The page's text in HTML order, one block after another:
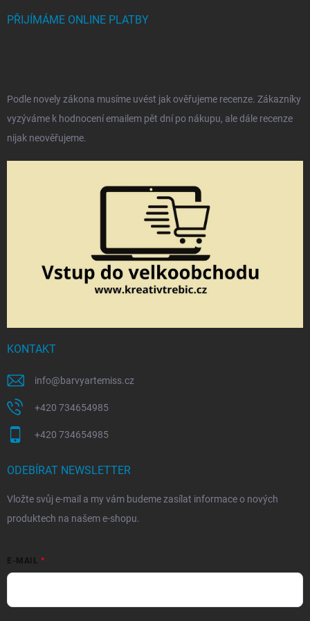
PŘIJÍMÁME ONLINE PLATBY
Podle novely zákona musíme uvést jak ověřujeme recenze. Zákazníky
vyzýváme k hodnocení emailem pět dní po nákupu, ale dále recenze
nijak neověřujeme.
KONTAKT
info@barvyartemiss.cz
+420 734654985
+420 734654985
ODEBÍRAT NEWSLETTER
Vložte svůj e-mail a my vám budeme zasílat informace o nových
produktech na našem e-shopu.
E-MAIL